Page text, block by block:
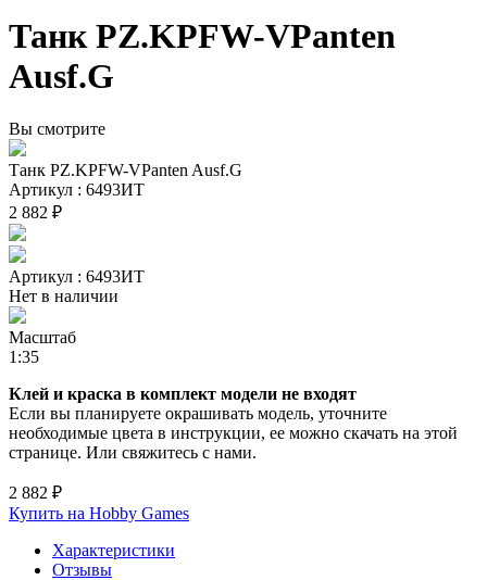
Танк PZ.KPFW-VPanten
Ausf.G
Вы смотрите
Танк PZ.KPFW-VPanten Ausf.G
Артикул : 6493ИТ
2 882 ₽
Артикул : 6493ИТ
Нет в наличии
Масштаб
1:35
Клей и краска в комплект модели не входят
Если вы планируете окрашивать модель, уточните
необходимые цвета в инструкции, ее можно скачать на этой
странице. Или свяжитесь с нами.
2 882 ₽
Купить на Hobby Games
Характеристики
Отзывы